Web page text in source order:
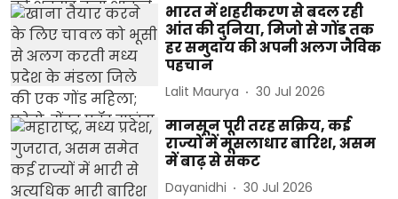
भारत में शहरीकरण से बदल रही
आंत की दुनिया, मिजो से गोंड तक
हर समुदाय की अपनी अलग जैविक
पहचान
Lalit Maurya 30 Jul 2026
मानसून पूरी तरह सक्रिय, कई
राज्यों में मूसलाधार बारिश, असम
में बाढ़ से संकट
Dayanidhi 30 Jul 2026